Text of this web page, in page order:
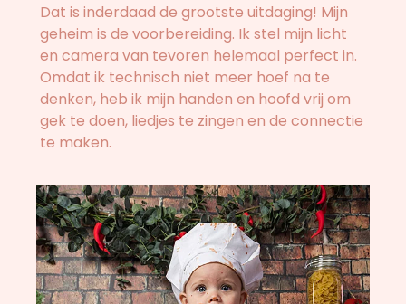
Dat is inderdaad de grootste uitdaging! Mijn
geheim is de voorbereiding. Ik stel mijn licht
en camera van tevoren helemaal perfect in.
Omdat ik technisch niet meer hoef na te
denken, heb ik mijn handen en hoofd vrij om
gek te doen, liedjes te zingen en de connectie
te maken.